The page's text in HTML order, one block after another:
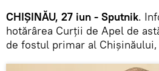
CHIȘINĂU, 27 iun - Sputnik.
hotărârea Curții de Apel de
de fostul primar al